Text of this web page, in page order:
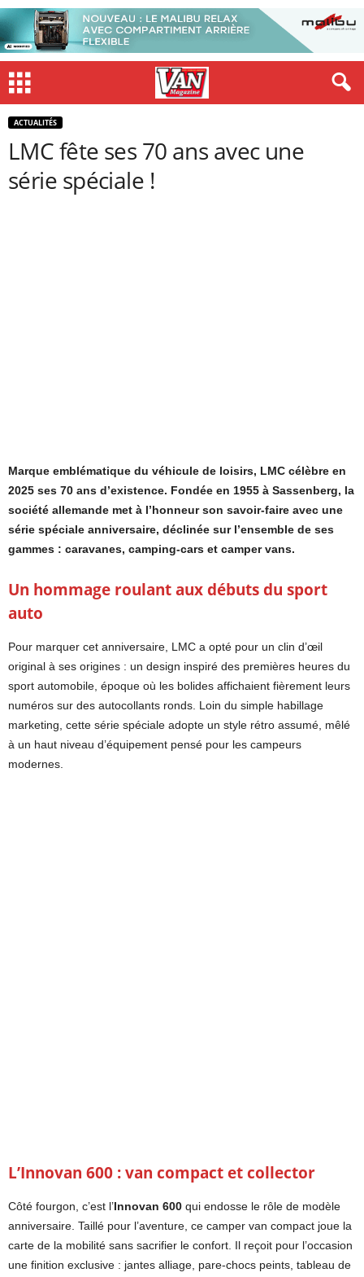
ACTUALITÉS
LMC fête ses 70 ans avec une
série spéciale !
Marque emblématique du véhicule de loisirs, LMC célèbre en
2025 ses 70 ans d’existence. Fondée en 1955 à Sassenberg, la
société allemande met à l’honneur son savoir-faire avec une
série spéciale anniversaire, déclinée sur l’ensemble de ses
gammes : caravanes, camping-cars et camper vans.
Un hommage roulant aux débuts du sport
auto
Pour marquer cet anniversaire, LMC a opté pour un clin d’œil
original à ses origines : un design inspiré des premières heures du
sport automobile, époque où les bolides affichaient fièrement leurs
numéros sur des autocollants ronds. Loin du simple habillage
marketing, cette série spéciale adopte un style rétro assumé, mêlé
à un haut niveau d’équipement pensé pour les campeurs
modernes.
L’Innovan 600 : van compact et collector
Côté fourgon, c’est l’Innovan 600 qui endosse le rôle de modèle
anniversaire. Taillé pour l’aventure, ce camper van compact joue la
carte de la mobilité sans sacrifier le confort. Il reçoit pour l’occasion
une finition exclusive : jantes alliage, pare-chocs peints, tableau de